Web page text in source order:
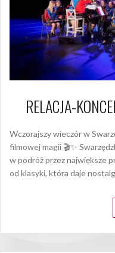
RELACJA-
Wczorajszy wieczór w
filmowej magii 🎬✨
w podróż przez największe
od klasyki, która daje